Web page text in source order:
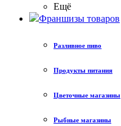
Ещё
Франшизы товаров
Разливное пиво
Продукты питания
Цветочные магазины
Рыбные магазины